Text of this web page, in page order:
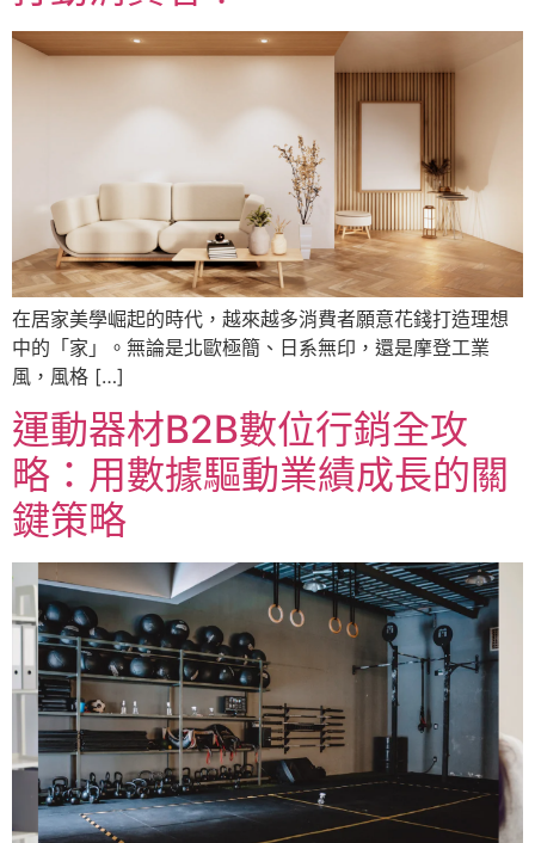
在居家美學崛起的時代，越來越多消費者願意花錢打造理想
中的「家」。無論是北歐極簡、日系無印，還是摩登工業
風，風格 […]
運動器材B2B數位行銷全攻
略：用數據驅動業績成長的關
鍵策略